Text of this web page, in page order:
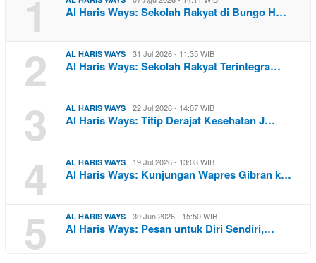
1 Al Haris Ways: Sekolah Rakyat di Bungo H…
2 AL HARIS WAYS 31 Jul 2026 - 11:35 WIB
Al Haris Ways: Sekolah Rakyat Terintegra…
3 AL HARIS WAYS 22 Jul 2026 - 14:07 WIB
Al Haris Ways: Titip Derajat Kesehatan J…
4 AL HARIS WAYS 19 Jul 2026 - 13:03 WIB
Al Haris Ways: Kunjungan Wapres Gibran k…
5 AL HARIS WAYS 30 Jun 2026 - 15:50 WIB
Al Haris Ways: Pesan untuk Diri Sendiri,…